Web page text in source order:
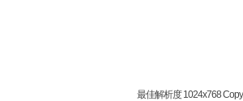
最佳解析度 1024x768